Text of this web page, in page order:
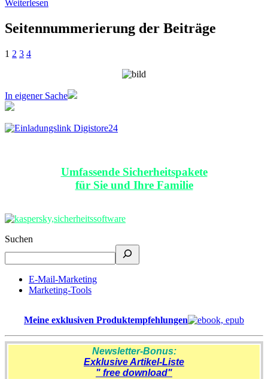
Weiterlesen
Seitennummerierung der Beiträge
1 2 3 4
In eigener Sache
Umfassende Sicherheitspakete
für Sie und Ihre Familie
Suchen
E-Mail-Marketing
Marketing-Tools
Meine exklusiven Produktempfehlungen
Newsletter-Bonus:
Exklusive Artikel-Liste
" free download"